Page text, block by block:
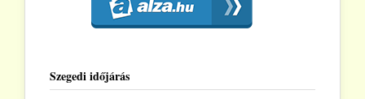
Szegedi időjárás